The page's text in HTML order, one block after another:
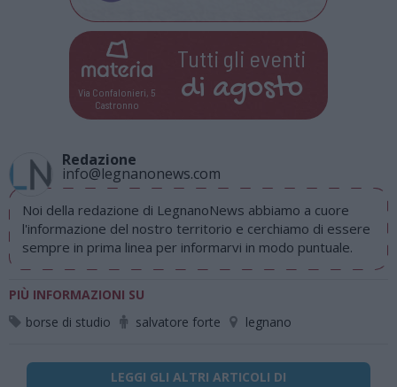
Via Confalonieri, 5
Castronno
Tutti gli eventi
di agosto
Redazione
info@legnanonews.com
Noi della redazione di LegnanoNews abbiamo a cuore
l'informazione del nostro territorio e cerchiamo di essere
sempre in prima linea per informarvi in modo puntuale.
PIÙ INFORMAZIONI SU
borse di studio
salvatore forte legnano
LEGGI GLI ALTRI ARTICOLI DI